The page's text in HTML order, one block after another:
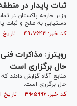
ثبات پایدار در
وزیر خارجه پاکستان در
دستیابی به صلح و ثبات
کد خبر: ۴۹۰۷۶۴۳ تاریخ انتشار : ۱۴۰۵/۰۴/۲۱
رویترز: مذاکرات
حال برگزاری است
منابع آگاه گزارش دادند
حال برگزاری است.
کد خبر: ۴۹۰۵۹۹۶ تاریخ انتشار : ۱۴۰۵/۰۴/۱۰